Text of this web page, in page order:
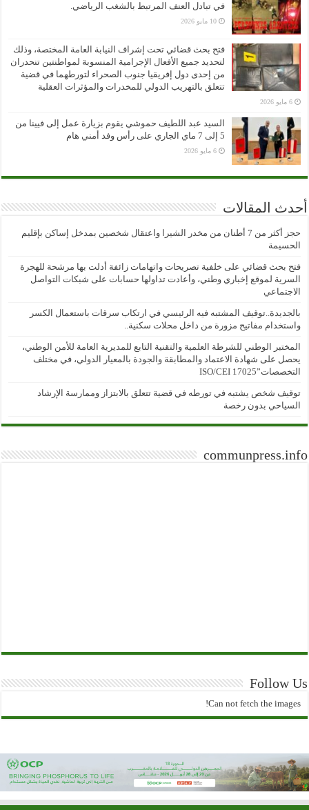
في تبادل العنف المرتبط بالشغب الرياضي.
10 مايو 2026
فتح بحث قضائي تحت إشراف النيابة العامة المختصة، وذلك
لتحديد جميع الأفعال الإجرامية المنسوبة لمواطنتين تنحدران
من إحدى دول إفريقيا جنوب الصحراء لتورطهما في قضية
تتعلق بالتهريب الدولي للمخدرات والمؤثرات العقلية
6 مايو 2026
السيد عبد اللطيف حموشي يقوم بزيارة عمل إلى فيينا من
5 إلى 7 ماي الجاري على رأس وفد أمني هام
6 مايو 2026
أحدث المقالات
حجز أكثر من 7 أطنان من مخدر الشيرا واعتقال شخصين بمدخل إساكن بإقليم
الحسيمة
فتح بحث قضائي على خلفية تصريحات واتهامات زائفة أدلت بها مرشحة للهجرة
السرية لموقع إخباري وطني، وأعادت تداولها حسابات على شبكات التواصل
الاجتماعي
بالجديدة..توقيف المشتبه فيه الرئيسي في ارتكاب سرقات باستعمال الكسر
واستخدام مفاتيح مزورة من داخل محلات سكنية..
المختبر الوطني للشرطة العلمية والتقنية التابع للمديرية العامة للأمن الوطني،
يحصل على شهادة الاعتماد والمطابقة والجودة بالمعيار الدولي، في مختلف
التخصصات”ISO/CEI 17025
توقيف شخص يشتبه في تورطه في قضية تتعلق بالابتزاز وممارسة الإرشاد
السياحي بدون رخصة
communpress.info
Follow Us
Can not fetch the images!